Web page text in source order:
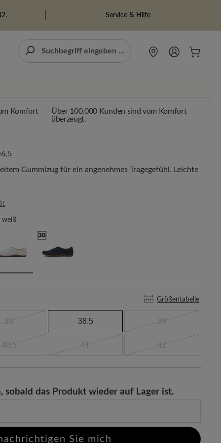
Service & Hilfe
Über 100.000 Kunden sind vom Komfort
überzeugt.
Gummizug für ein angenehmes Tragegefühl. Leichte
weiß
Größentabelle
38 38.5 39
40,5 41 42
sobald das Produkt wieder auf Lager ist.
Sie mich